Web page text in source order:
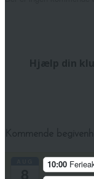
Hjælp din
10:00